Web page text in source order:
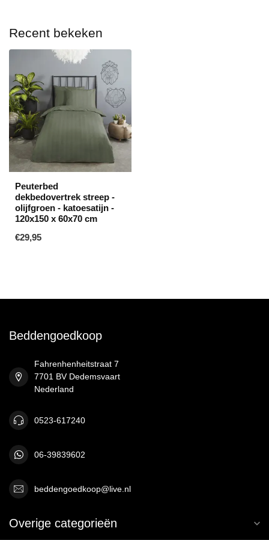
Recent bekeken
Peuterbed
dekbedovertrek streep -
olijfgroen - katoesatijn -
120x150 x 60x70 cm
€29,95
Beddengoedkoop
Fahrenhenheitstraat 7
7701 BV Dedemsvaart
Nederland
0523-617240
06-39839602
beddengoedkoop@live.nl
Overige categorieën